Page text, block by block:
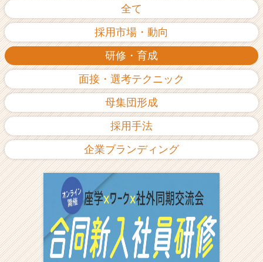
成
長
企
か
ら
ス
ウ
が
届
く
就
活
サ
イ
ト
チ
ア
全て
採用市場・動向
研修・育成
面接・選考テクニック
母集団形成
採用手法
企業ブランディング